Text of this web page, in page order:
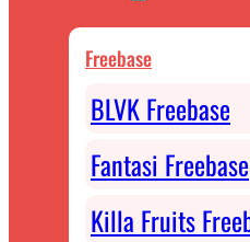
Freebase
BLVK Freebase
Fantasi Freebase
Killa Fruits